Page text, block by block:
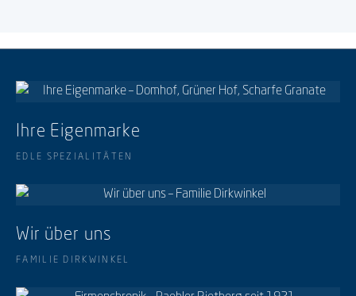
Ihre Eigenmarke
EDLE SPEZIALITÄTEN
Wir über uns
FAMILIE DIRKWINKEL